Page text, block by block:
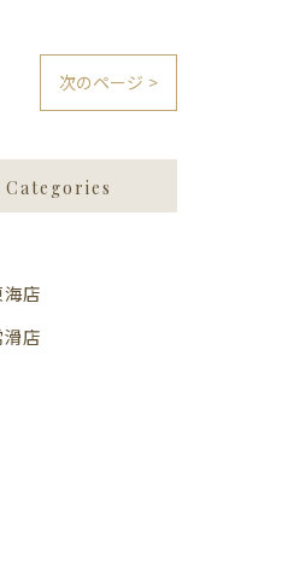
次のページ >
Categories
店
店